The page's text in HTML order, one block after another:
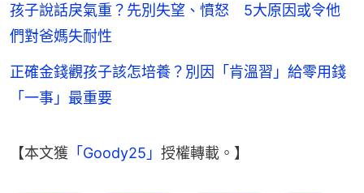
孩子說話戾氣重？先別失望、憤怒 5大原因或令他
們對爸媽失耐性
正確金錢觀孩子該怎培養？別因「肯溫習」給零用錢
「一事」最重要
【本文獲 「Goody25」 授權轉載。】